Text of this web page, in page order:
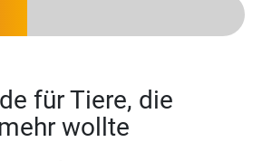
für Tiere, die
wollte